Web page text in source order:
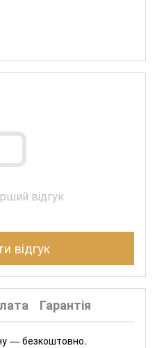
відгук
відгук
Гарантія
— безкоштовно.